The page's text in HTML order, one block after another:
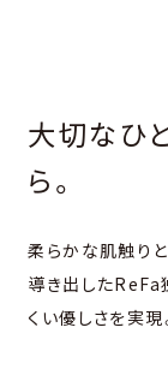
大切なひ
ら。
柔らかな肌触り
導き出したReFa
くい優しさを実現